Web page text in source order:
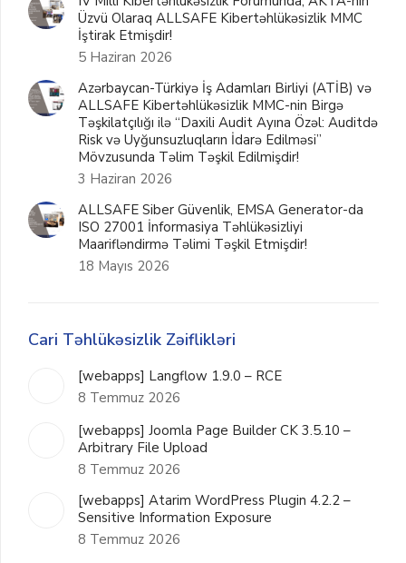
Üzvü Olaraq ALLSAFE Kibertəhlükəsizlik MMC
İştirak Etmişdir!
5 Haziran 2026
Azərbaycan-Türkiyə İş Adamları Birliyi (ATİB) və
ALLSAFE Kibertəhlükəsizlik MMC-nin Birgə
Təşkilatçılığı ilə “Daxili Audit Ayına Özəl: Auditdə
Risk və Uyğunsuzluqların İdarə Edilməsi”
Mövzusunda Təlim Təşkil Edilmişdir!
3 Haziran 2026
ALLSAFE Siber Güvenlik, EMSA Generator-da
ISO 27001 İnformasiya Təhlükəsizliyi
Maarifləndirmə Təlimi Təşkil Etmişdir!
18 Mayıs 2026
Cari Təhlükəsizlik Zəiflikləri
[webapps] Langflow 1.9.0 – RCE
8 Temmuz 2026
[webapps] Joomla Page Builder CK 3.5.10 –
Arbitrary File Upload
8 Temmuz 2026
[webapps] Atarim WordPress Plugin 4.2.2 –
Sensitive Information Exposure
8 Temmuz 2026